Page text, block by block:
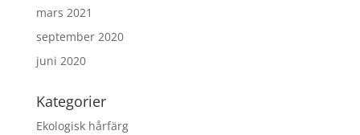
mars 2021
september 2020
juni 2020
Kategorier
Ekologisk hårfärg